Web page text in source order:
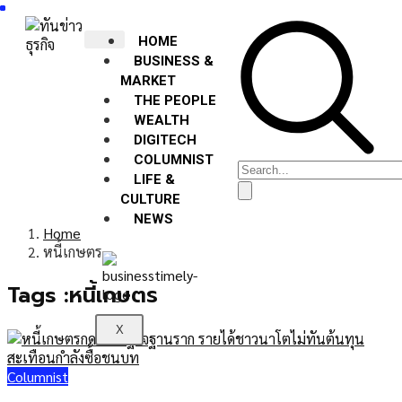
HOME
BUSINESS &
MARKET
THE PEOPLE
WEALTH
DIGITECH
COLUMNIST
LIFE &
CULTURE
NEWS
X
Home
หนี้เกษตร
Tags :หนี้เกษตร
Columnist